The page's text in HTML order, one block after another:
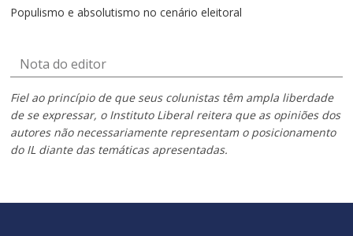
Populismo e absolutismo no cenário eleitoral
Nota do editor
Fiel ao princípio de que seus colunistas têm ampla liberdade
de se expressar, o Instituto Liberal reitera que as opiniões dos
autores não necessariamente representam o posicionamento
do IL diante das temáticas apresentadas.